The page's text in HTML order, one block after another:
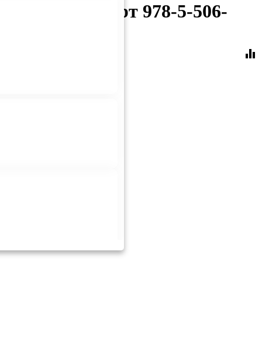
Умка арт 978-5-506-
equalizer